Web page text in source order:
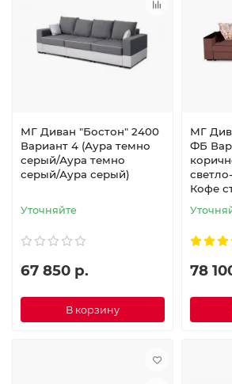
МГ Диван "Бостон" 2400
Вариант 4 (Аура темно
серый/Аура темно
серый/Аура серый)
Уточняйте
67 850 р.
В корзину
МГ
ФБ
Кофе
78